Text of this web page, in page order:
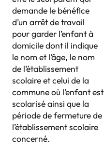
demande le bénéfice
d’un arrêt de travail
pour garder l’enfant à
domicile dont il indique
le nom et l’âge, le nom
de l’établissement
scolaire et celui de la
commune où l’enfant est
scolarisé ainsi que la
période de fermeture de
l’établissement scolaire
concerné.